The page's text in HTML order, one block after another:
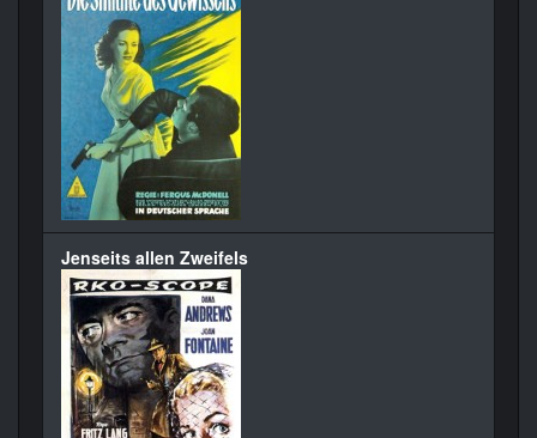
Jenseits allen Zweifels